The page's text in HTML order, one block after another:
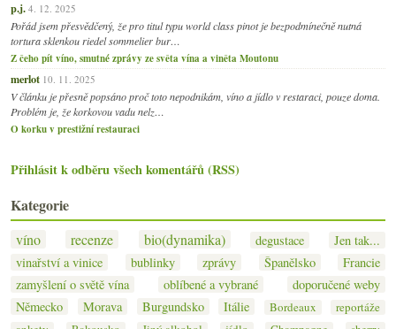
p.j. 4. 12. 2025
Pořád jsem přesvědčený, že pro titul typu world class pinot je bezpodmínečně nutná
tortura sklenkou riedel sommelier bur…
Z čeho pít víno, smutné zprávy ze světa vína a viněta Moutonu
merlot 10. 11. 2025
V článku je přesně popsáno proč toto nepodnikám, víno a jídlo v restaraci, pouze doma.
Problém je, že korkovou vadu nelz…
O korku v prestižní restauraci
Přihlásit k odběru všech komentářů (RSS)
Kategorie
víno recenze bio(dynamika) degustace
Jen tak...
vinařství a vinice
bublinky zprávy Španělsko
Francie
zamyšlení o světě vína
oblíbené a vybrané
doporučené weby
Německo
Morava Burgundsko Itálie Bordeaux
reportáže